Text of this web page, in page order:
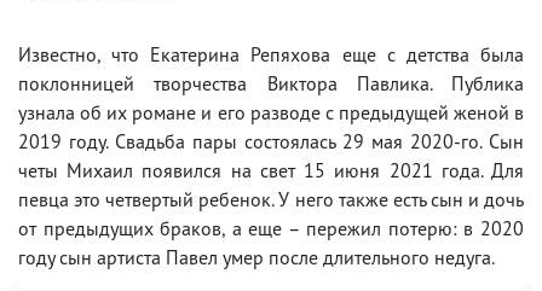
Известно, что Екатерина Репяхова еще с детства была
поклонницей творчества Виктора Павлика. Публика
узнала об их романе и его разводе с предыдущей женой в
2019 году. Свадьба пары состоялась 29 мая 2020-го. Сын
четы Михаил появился на свет 15 июня 2021 года. Для
певца это четвертый ребенок. У него также есть сын и дочь
от предыдущих браков, а еще – пережил потерю: в 2020
году сын артиста Павел умер после длительного недуга.